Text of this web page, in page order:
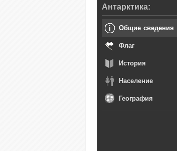
Антарктика:
Общие сведения
Флаг
История
Население
География